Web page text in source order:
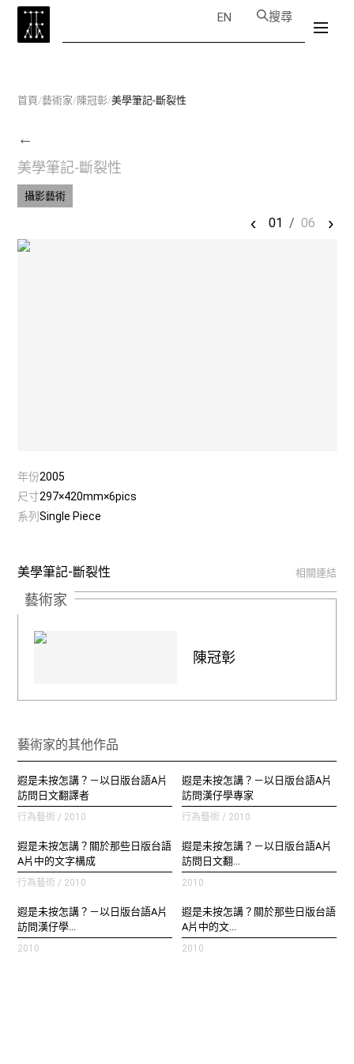
EN 搜尋
首頁/藝術家/陳冠彰/美學筆記-斷裂性
←
美學筆記-斷裂性
攝影藝術
‹ 01 / 06 ›
年份2005
尺寸297×420mm×6pics
系列Single Piece
美學筆記-斷裂性 相關連結
藝術家
陳冠彰
藝術家的其他作品
遐是未按怎講？－以日版台語A片
訪問日文翻譯者
行為藝術 / 2010
遐是未按怎講？－以日版台語A片
訪問漢仔學專家
行為藝術 / 2010
遐是未按怎講？關於那些日版台語
A片中的文字構成
行為藝術 / 2010
遐是未按怎講？－以日版台語A片
訪問日文翻...
2010
遐是未按怎講？－以日版台語A片
訪問漢仔學...
2010
遐是未按怎講？關於那些日版台語
A片中的文...
2010